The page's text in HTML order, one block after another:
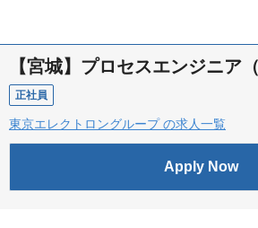
【宮城】プロセスエンジニア
正社員
東京エレクトロングループ の求人一覧
Apply Now